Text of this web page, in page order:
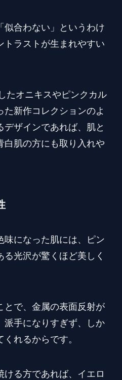
似合わない」というわけ
トラストが生まれやすい
たオニキスやピンクカル
新作コレクションのよ
デザインであれば、肌と
白肌の方にも取り入れや
味になった肌には、ピン
光沢が驚くほど美しく
とで、金属の表面反射が
派手になりすぎず、しか
れるからです。
ける方であれば、イエロ